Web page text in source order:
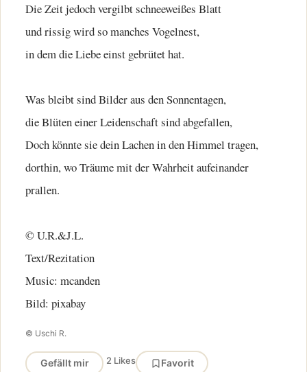
Die Zeit jedoch vergilbt schneeweißes Blatt
und rissig wird so manches Vogelnest,
in dem die Liebe einst gebrütet hat.
Was bleibt sind Bilder aus den Sonnentagen,
die Blüten einer Leidenschaft sind abgefallen,
Doch könnte sie dein Lachen in den Himmel tragen,
dorthin, wo Träume mit der Wahrheit aufeinander
prallen.
© U.R.&J.L.
Text/Rezitation
Music: mcanden
Bild: pixabay
© Uschi R.
Gefällt mir 2 Likes Favorit